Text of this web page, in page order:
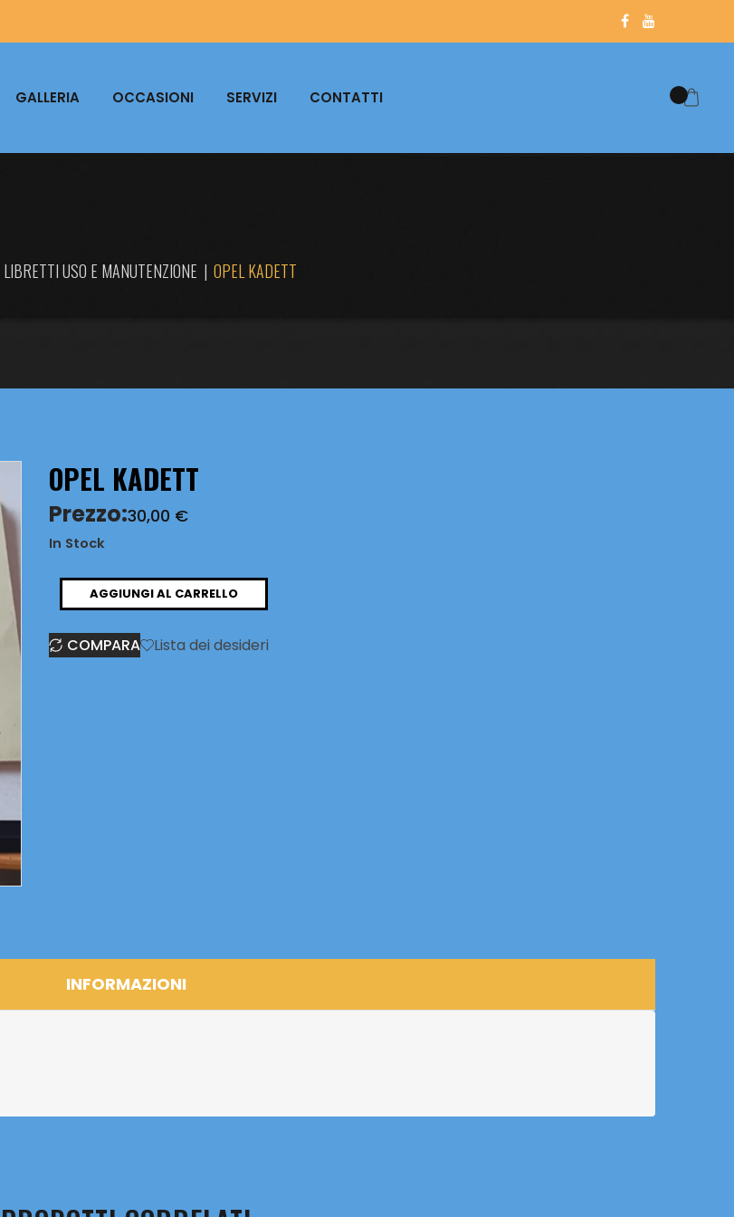
GALLERIA OCCASIONI SERVIZI CONTATTI
LIBRETTI USO E MANUTENZIONE | OPEL KADETT
OPEL KADETT
Prezzo:30,00 €
In Stock
quantità
AGGIUNGI AL CARRELLO
COMPARA Lista dei desideri
INFORMAZIONI